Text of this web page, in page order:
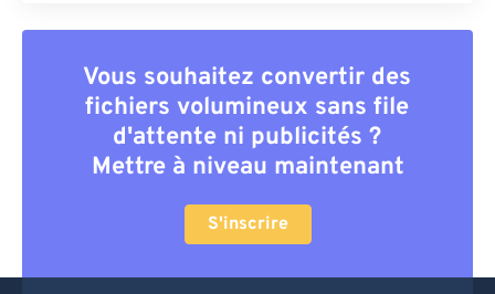
Vous souhaitez convertir des
fichiers volumineux sans file
d'attente ni publicités ?
Mettre à niveau maintenant
S'inscrire